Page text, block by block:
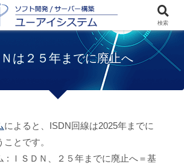
お知らせ
ＩＳＤＮは２５年までに
Ｎは２５年までに廃止へ
によると、ISDN回線は2025年までに
とです。
: ＩＳＤＮ、２５年までに廃止へ＝基
検索